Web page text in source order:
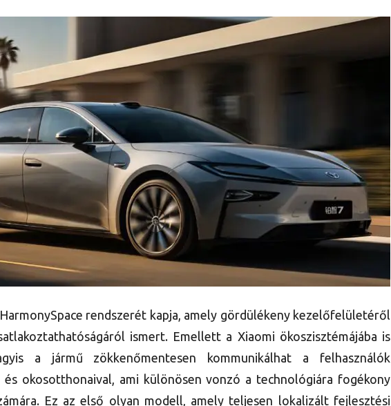
rendszerét kapja, amely gördülékeny kezelőfelületéről
ismert. Emellett a Xiaomi ökoszisztémájába is
a jármű zökkenőmentesen kommunikálhat a felhasználók
és okosotthonaival, ami különösen vonzó a technológiára fogékony
Ez az első olyan modell, amely teljesen lokalizált fejlesztési